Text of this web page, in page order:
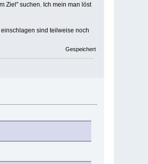
Ziel" suchen. Ich mein man löst
sind teilweise noch
Gespeichert